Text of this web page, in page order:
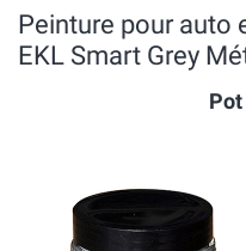
Peinture pour auto
EKL Smart Grey